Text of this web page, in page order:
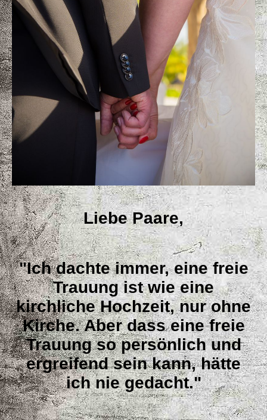
Liebe Paare,
"Ich dachte immer, eine freie
Trauung ist wie eine
kirchliche Hochzeit, nur ohne
Kirche. Aber dass eine freie
Trauung so persönlich und
ergreifend sein kann, hätte
ich nie gedacht."